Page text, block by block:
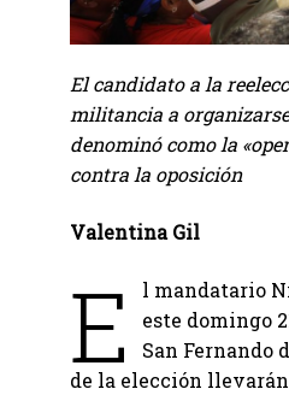
El candidato a la
militancia a
denominó como la
contra la oposición
Valentina Gil
E
l mandatario
este domingo
San Fernando
de la elección llevarán